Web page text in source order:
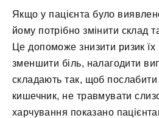
Якщо у пацієнта було
йому потрібно змінити склад
Це допоможе знизити ризик
зменшити біль, налагодити
складають так, щоб
кишечник, не травмувати
харчування показано